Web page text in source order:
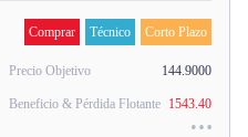
Comprar Técnico Corto Plazo
Precio Objetivo 144.9000
Beneficio & Pérdida Flotante 1543.40